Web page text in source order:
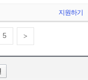
지원하기
5 >